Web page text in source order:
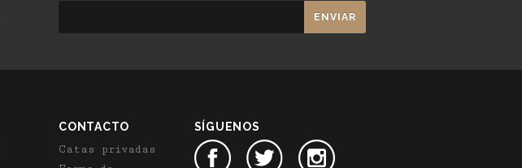
CONTACTO
Catas privadas
SÍGUENOS